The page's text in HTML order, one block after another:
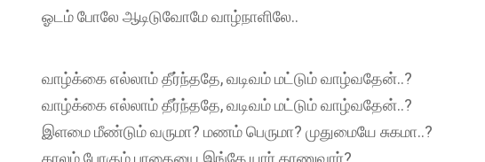
ஓடம் போலே ஆடிடுவோமே வாழ்நாளிலே..
வாழ்க்கை எல்லாம் தீர்ந்ததே, வடிவம் மட்டும் வாழ்வதேன்..?
வாழ்க்கை எல்லாம் தீர்ந்ததே, வடிவம் மட்டும் வாழ்வதேன்..?
இளமை மீண்டும் வருமா? மணம் பெருமா? முதுமையே சுகமா..?
காலம் போகும் பாதையை இங்கே யார் காணுவார்?